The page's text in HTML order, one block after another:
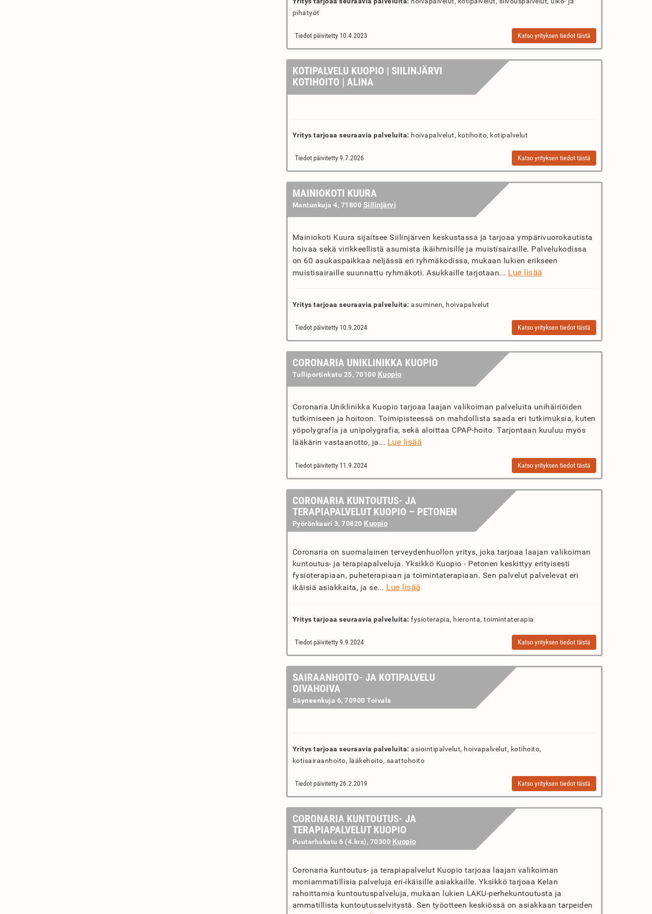
pihatyöt
Tiedot päivitetty 10.4.2023 Katso yrityksen tiedot tästä
KOTIPALVELU KUOPIO | SIILINJÄRVI
KOTIHOITO | ALINA
Yritys tarjoaa seuraavia palveluita: hoivapalvelut, kotihoito, kotipalvelut
Tiedot päivitetty 9.7.2026 Katso yrityksen tiedot tästä
MAINIOKOTI KUURA
Mantunkuja 4, 71800 Siilinjärvi
Mainiokoti Kuura sijaitsee Siilinjärven keskustassa ja tarjoaa ympärivuorokautista
hoivaa sekä virikkeellistä asumista ikäihmisille ja muistisairaille. Palvelukodissa
on 60 asukaspaikkaa neljässä eri ryhmäkodissa, mukaan lukien erikseen
muistisairaille suunnattu ryhmäkoti. Asukkaille tarjotaan... Lue lisää
Yritys tarjoaa seuraavia palveluita: asuminen, hoivapalvelut
Tiedot päivitetty 10.9.2024 Katso yrityksen tiedot tästä
CORONARIA UNIKLINIKKA KUOPIO
Tulliportinkatu 25, 70100 Kuopio
Coronaria Uniklinikka Kuopio tarjoaa laajan valikoiman palveluita unihäiriöiden
tutkimiseen ja hoitoon. Toimipisteessä on mahdollista saada eri tutkimuksia, kuten
yöpolygrafia ja unipolygrafia, sekä aloittaa CPAP-hoito. Tarjontaan kuuluu myös
lääkärin vastaanotto, ja... Lue lisää
Tiedot päivitetty 11.9.2024 Katso yrityksen tiedot tästä
CORONARIA KUNTOUTUS- JA
TERAPIAPALVELUT KUOPIO – PETONEN
Pyörönkaari 3, 70820 Kuopio
Coronaria on suomalainen terveydenhuollon yritys, joka tarjoaa laajan valikoiman
kuntoutus- ja terapiapalveluja. Yksikkö Kuopio - Petonen keskittyy erityisesti
fysioterapiaan, puheterapiaan ja toimintaterapiaan. Sen palvelut palvelevat eri
ikäisiä asiakkaita, ja se... Lue lisää
Yritys tarjoaa seuraavia palveluita: fysioterapia, hieronta, toimintaterapia
Tiedot päivitetty 9.9.2024 Katso yrityksen tiedot tästä
SAIRAANHOITO- JA KOTIPALVELU
OIVAHOIVA
Säyneenkuja 6, 70900 Toivala
Yritys tarjoaa seuraavia palveluita: asiointipalvelut, hoivapalvelut, kotihoito,
kotisairaanhoito, lääkehoito, saattohoito
Tiedot päivitetty 26.2.2019 Katso yrityksen tiedot tästä
CORONARIA KUNTOUTUS- JA
TERAPIAPALVELUT KUOPIO
Puutarhakatu 6 (4.krs), 70300 Kuopio
Coronaria kuntoutus- ja terapiapalvelut Kuopio tarjoaa laajan valikoiman
moniammatillisia palveluja eri-ikäisille asiakkaille. Yksikkö tarjoaa Kelan
rahoittamia kuntoutuspalveluja, mukaan lukien LAKU-perhekuntoutusta ja
ammatillista kuntoutusselvitystä. Sen työotteen keskiössä on asiakkaan tarpeiden